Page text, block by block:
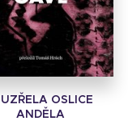
OSLICE
ANDĚLA